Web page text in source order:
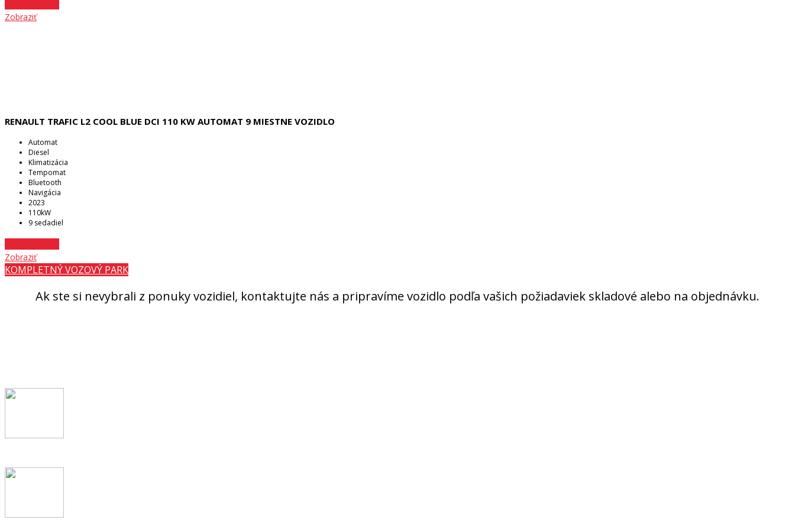
Zobraziť
RENAULT TRAFIC L2 COOL BLUE DCI 110 KW AUTOMAT 9 MIESTNE VOZIDLO
Automat
Diesel
Klimatizácia
Tempomat
Bluetooth
Navigácia
2023
110kW
9 sedadiel
Zobraziť
KOMPLETNÝ VOZOVÝ PARK
Ak ste si nevybrali z ponuky vozidiel, kontaktujte nás a pripravíme vozidlo podľa vašich požiadaviek skladové alebo na objednávku.